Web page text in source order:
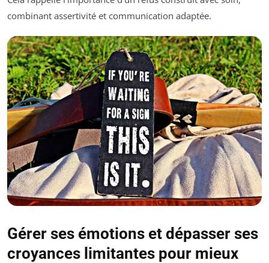
combinant assertivité et communication adaptée.
Gérer ses émotions et dépasser ses
croyances limitantes pour mieux